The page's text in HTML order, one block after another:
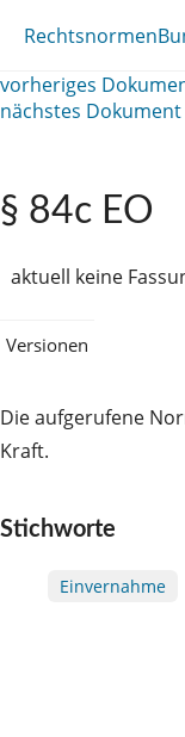
Rechtsnormen
vorheriges
nächstes Dokument
§ 84c EO
aktuell keine
Versionen
Die aufgerufene
Kraft.
Stichworte
Einvernahme